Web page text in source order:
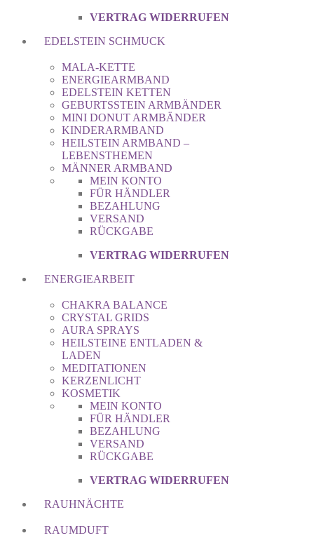
VERTRAG WIDERRUFEN
EDELSTEIN SCHMUCK
MALA-KETTE
ENERGIEARMBAND
EDELSTEIN KETTEN
GEBURTSSTEIN ARMBÄNDER
MINI DONUT ARMBÄNDER
KINDERARMBAND
HEILSTEIN ARMBAND –
LEBENSTHEMEN
MÄNNER ARMBAND
MEIN KONTO
FÜR HÄNDLER
BEZAHLUNG
VERSAND
RÜCKGABE
VERTRAG WIDERRUFEN
ENERGIEARBEIT
CHAKRA BALANCE
CRYSTAL GRIDS
AURA SPRAYS
HEILSTEINE ENTLADEN &
LADEN
MEDITATIONEN
KERZENLICHT
KOSMETIK
MEIN KONTO
FÜR HÄNDLER
BEZAHLUNG
VERSAND
RÜCKGABE
VERTRAG WIDERRUFEN
RAUHNÄCHTE
RAUMDUFT